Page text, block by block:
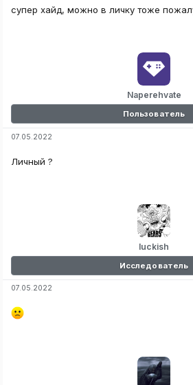
супер хайд, можно в личку тоже
Naperehvate
Пользователь
07.05.2022
Личный ?
luckish
Исследователь
07.05.2022